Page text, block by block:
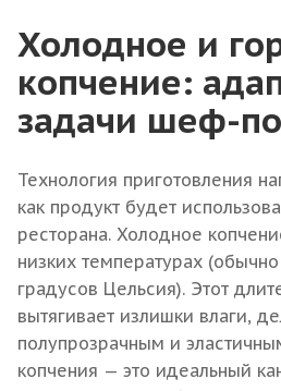
Холодное и
копчение:
задачи шеф-
Технология приготовления
как продукт будет
ресторана. Холодное
низких температурах
градусов Цельсия). Этот
вытягивает излишки влаги,
полупрозрачным и
копчения — это идеальный